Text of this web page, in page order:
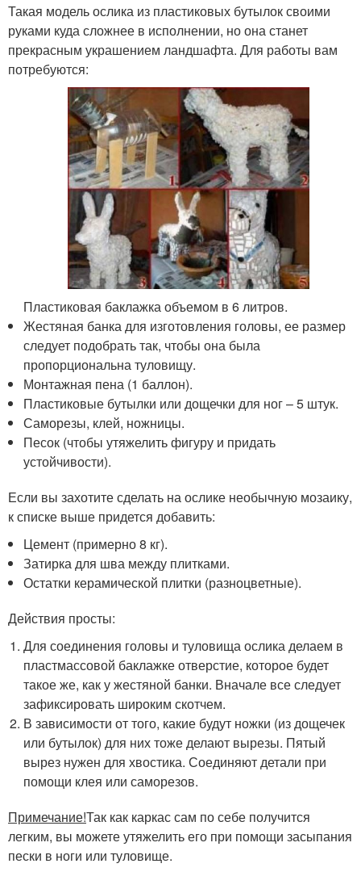
Такая модель ослика из пластиковых бутылок своими
руками куда сложнее в исполнении, но она станет
прекрасным украшением ландшафта. Для работы вам
потребуются:
Пластиковая баклажка объемом в 6 литров.
Жестяная банка для изготовления головы, ее размер
следует подобрать так, чтобы она была
пропорциональна туловищу.
Монтажная пена (1 баллон).
Пластиковые бутылки или дощечки для ног – 5 штук.
Саморезы, клей, ножницы.
Песок (чтобы утяжелить фигуру и придать
устойчивости).
Если вы захотите сделать на ослике необычную мозаику,
к списке выше придется добавить:
Цемент (примерно 8 кг).
Затирка для шва между плитками.
Остатки керамической плитки (разноцветные).
Действия просты:
Для соединения головы и туловища ослика делаем в
пластмассовой баклажке отверстие, которое будет
такое же, как у жестяной банки. Вначале все следует
зафиксировать широким скотчем.
В зависимости от того, какие будут ножки (из дощечек
или бутылок) для них тоже делают вырезы. Пятый
вырез нужен для хвостика. Соединяют детали при
помощи клея или саморезов.
Примечание!Так как каркас сам по себе получится
легким, вы можете утяжелить его при помощи засыпания
пески в ноги или туловище.